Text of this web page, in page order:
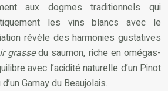
aux dogmes traditionnels qui
les vins blancs avec le
révèle des harmonies gustatives
grassedu saumon, riche en omégas-
avec l’acidité naturelle d’un Pinot
Gamay du Beaujolais.